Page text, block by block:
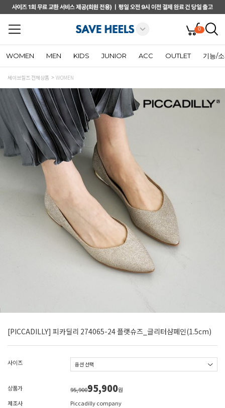
0
WOMEN MEN KIDS JUNIOR ACC OUTLET 기능/
세이브힐즈 전체상품 WOMEN
[PICCADILLY] 피카딜리 274065-24 플랫슈즈_글리터샴페인(1.5cm)
사이즈
상품가 95,90095,900원
제조사
Piccadilly company